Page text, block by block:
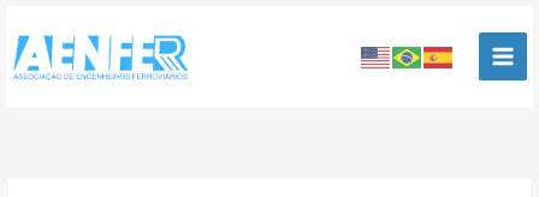
para
conteúdo